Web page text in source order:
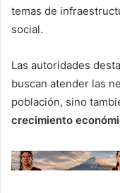
temas de
social.
Las autoridades
buscan atender las
población, sino
crecimiento